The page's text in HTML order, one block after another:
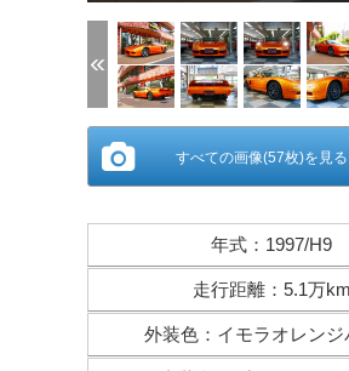
すべての画像(57枚)を見
年式 ： 1997/H9
走行距離： 5.1万km
外装色 ： イモラオレンジ